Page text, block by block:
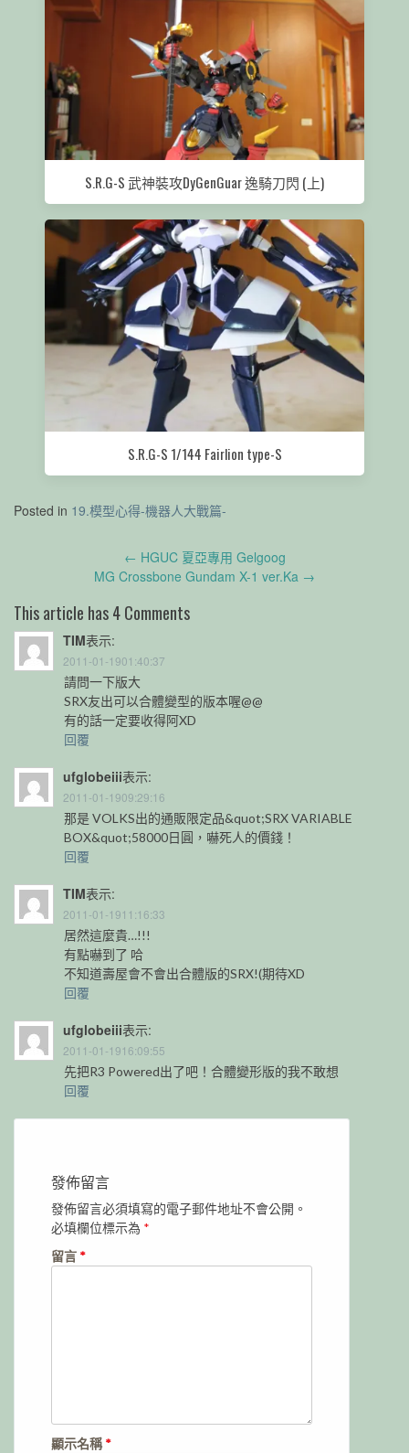
S.R.G-S 武神裝攻DyGenGuar 逸騎刀閃 (上)
S.R.G-S 1/144 Fairlion type-S
Posted in 19.模型心得-機器人大戰篇-
← HGUC 夏亞專用 Gelgoog
MG Crossbone Gundam X-1 ver.Ka →
This article has 4 Comments
TIM表示:
2011-01-1901:40:37
請問一下版大
SRX友出可以合體變型的版本喔@@
有的話一定要收得阿XD
回覆
ufglobeiii表示:
2011-01-1909:29:16
那是 VOLKS出的通販限定品&quot;SRX VARIABLE
BOX&quot;58000日圓，嚇死人的價錢！
回覆
TIM表示:
2011-01-1911:16:33
居然這麼貴…!!!
有點嚇到了 哈
不知道壽屋會不會出合體版的SRX!(期待XD
回覆
ufglobeiii表示:
2011-01-1916:09:55
先把R3 Powered出了吧！合體變形版的我不敢想
回覆
發佈留言
發佈留言必須填寫的電子郵件地址不會公開。
必填欄位標示為 *
留言 *
顯示名稱*